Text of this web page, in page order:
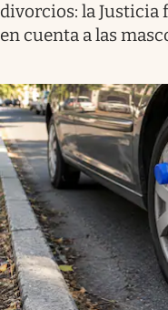
divorcios: la Justicia
en cuenta a las